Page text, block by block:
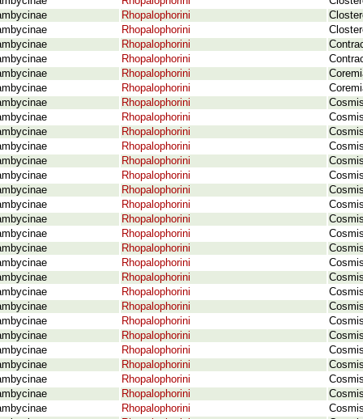
Rhopalophorini
Rhopalophorini
Rhopalophorini
Rhopalophorini
Rhopalophorini
Rhopalophorini
Rhopalophorini
Rhopalophorini
Rhopalophorini
Rhopalophorini
Rhopalophorini
Rhopalophorini
Rhopalophorini
Rhopalophorini
Rhopalophorini
Rhopalophorini
Rhopalophorini
Rhopalophorini
Rhopalophorini
Rhopalophorini
Rhopalophorini
Rhopalophorini
Rhopalophorini
Rhopalophorini
Rhopalophorini
Rhopalophorini
Rhopalophorini
Rhopalophorini